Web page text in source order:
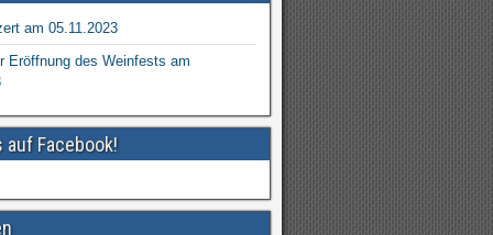
am 05.11.2023
Eröffnung des Weinfests am
auf Facebook!